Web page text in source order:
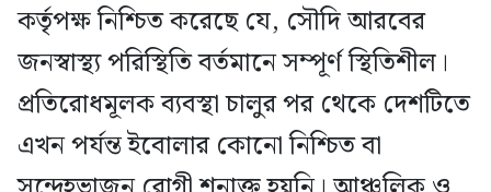
কর্তৃপক্ষ নিশ্চিত করেছে যে, সৌদি আরবের
জনস্বাস্থ্য পরিস্থিতি বর্তমানে সম্পূর্ণ স্থিতিশীল।
প্রতিরোধমূলক ব্যবস্থা চালুর পর থেকে দেশটিতে
এখন পর্যন্ত ইবোলার কোনো নিশ্চিত বা